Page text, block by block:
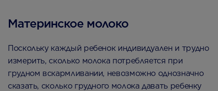
Материнское молоко
Поскольку каждый ребенок индивидуален и трудно
измерить, сколько молока потребляется при
грудном вскармливании, невозможно однозначно
сказать, сколько грудного молока давать ребенку